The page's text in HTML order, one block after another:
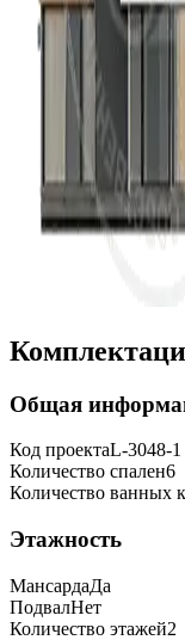
Общая
Код проектаL-3048-1
Количество спален6
Количество ванных
Этажность
МансардаДа
ПодвалНет
Количество этажей2